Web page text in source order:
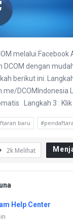
melalui Facebook
dengan
berikut ini.
DCOMIndonesia
Langkah 3 : Klik
baru
2k Melihat
Help Center